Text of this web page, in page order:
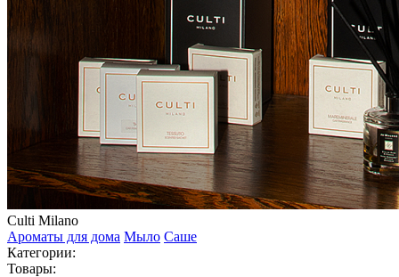
Culti Milano
Ароматы для дома Мыло Саше
Категории:
Товары: